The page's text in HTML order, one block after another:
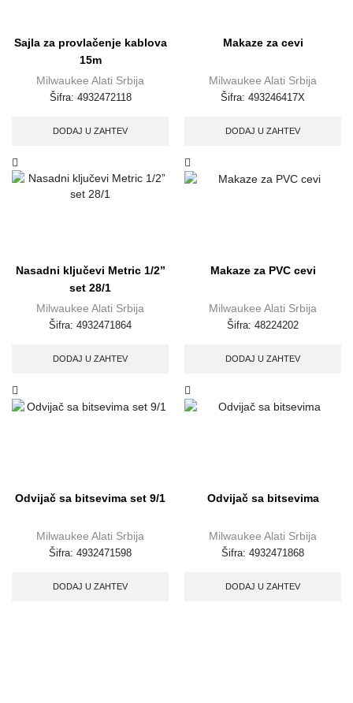
Sajla za provlačenje kablova
15m
Milwaukee Alati Srbija
Šifra: 4932472118
DODAJ U ZAHTEV
Makaze za cevi
Milwaukee Alati Srbija
Šifra: 493246417X
DODAJ U ZAHTEV
Nasadni ključevi Metric 1/2”
set 28/1
Milwaukee Alati Srbija
Šifra: 4932471864
DODAJ U ZAHTEV
Makaze za PVC cevi
Milwaukee Alati Srbija
Šifra: 48224202
DODAJ U ZAHTEV
Odvijač sa bitsevima set 9/1
Milwaukee Alati Srbija
Šifra: 4932471598
DODAJ U ZAHTEV
Odvijač sa bitsevima
Milwaukee Alati Srbija
Šifra: 4932471868
DODAJ U ZAHTEV